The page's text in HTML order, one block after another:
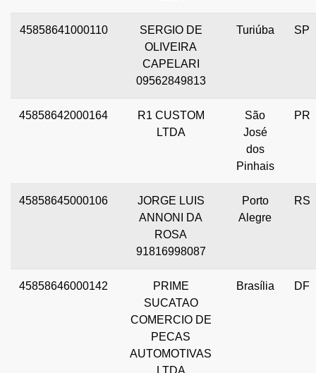
45858641000110
SERGIO DE
OLIVEIRA
CAPELARI
09562849813
Turiúba SP
45858642000164
R1 CUSTOM
LTDA
São
José
dos
Pinhais
PR
45858645000106
JORGE LUIS
ANNONI DA
ROSA
91816998087
Porto
Alegre
RS
45858646000142
PRIME
SUCATAO
COMERCIO DE
PECAS
AUTOMOTIVAS
LTDA
Brasília DF